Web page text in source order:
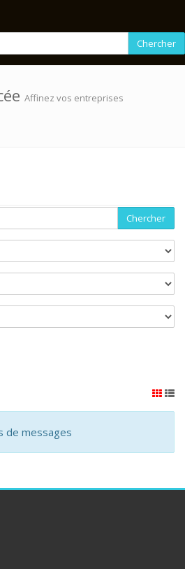
Chercher
Affinez vos entreprises
Chercher
de messages